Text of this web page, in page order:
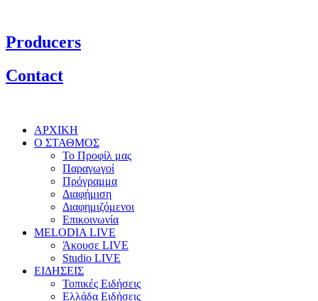
Producers
Contact
ΑΡΧΙΚΗ
Ο ΣΤΑΘΜΟΣ
Το Προφίλ μας
Παραγωγοί
Πρόγραμμα
Διαφήμιση
Διαφημιζόμενοι
Επικοινωνία
MELODIA LIVE
Άκουσε LIVE
Studio LIVE
ΕΙΔΗΣΕΙΣ
Τοπικές Ειδήσεις
Ελλάδα Ειδήσεις